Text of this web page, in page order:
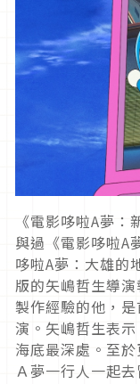
《電影哆啦A夢
與過《電影哆啦A
哆啦A夢：大雄的
版的矢嶋哲生導
製作經驗的他，
演。矢嶋哲生表
海底最深處。至
Ａ夢一行人一起